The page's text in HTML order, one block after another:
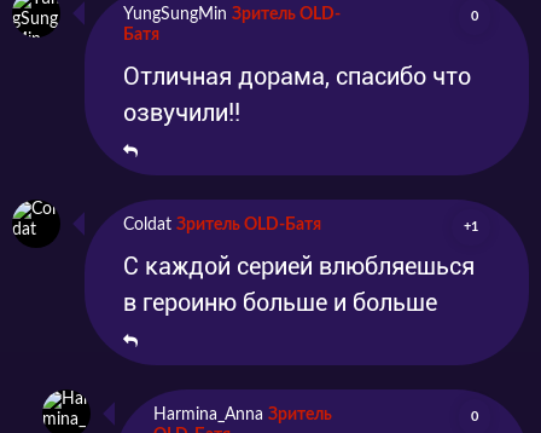
YungSungMin Зритель OLD-
Батя
0
Отличная дорама, спасибо что
озвучили!!
Coldat Зритель OLD-Батя +1
С каждой серией влюбляешься
в героиню больше и больше
Harmina_Anna Зритель
0